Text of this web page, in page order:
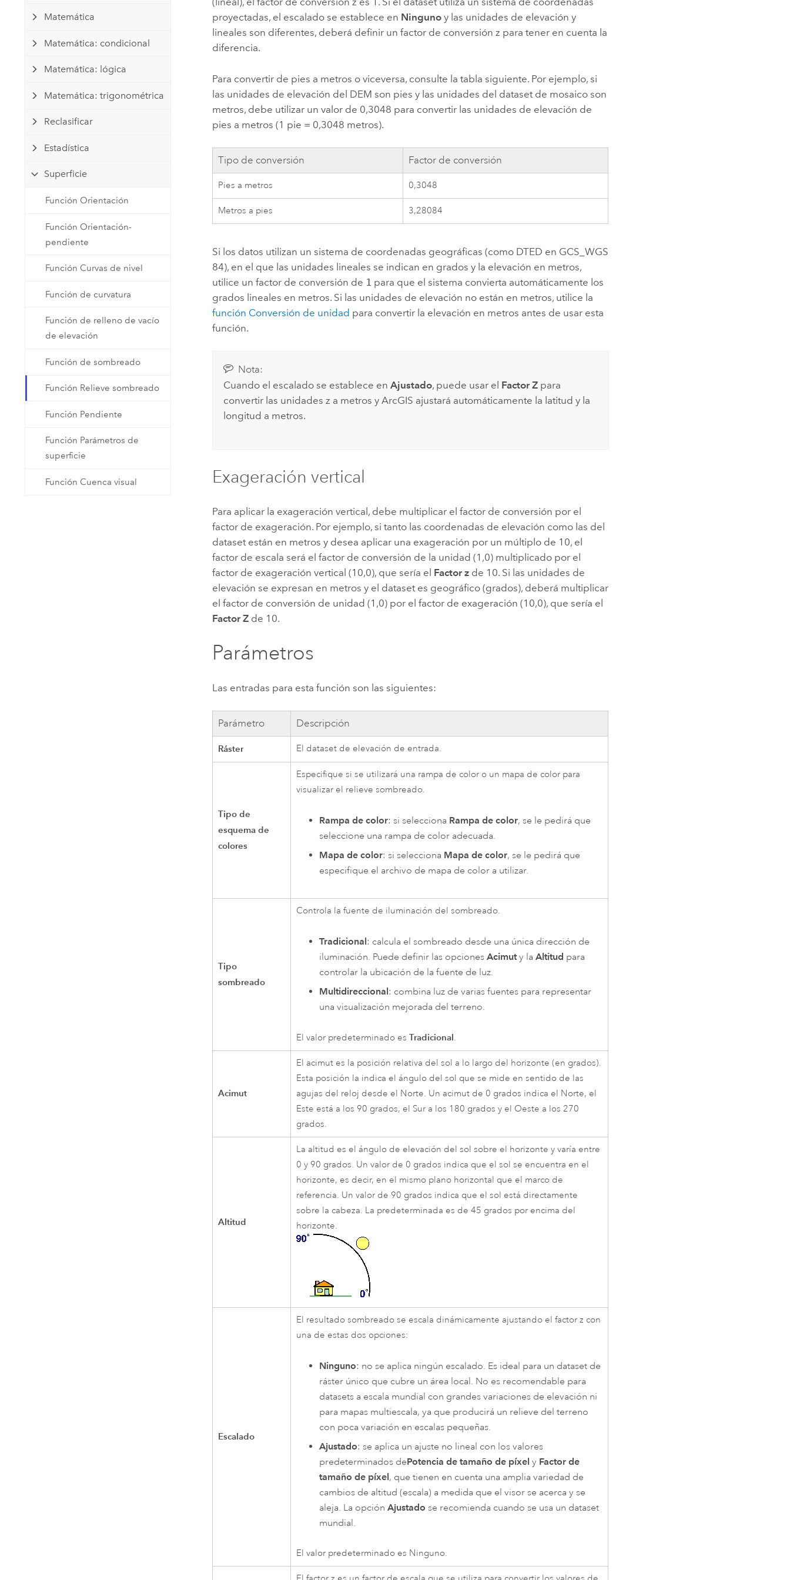
Matemática
Matemática: condicional
Matemática: lógica
Matemática: trigonométrica
Reclasificar
Estadística
Superficie
Función Orientación
Función Orientación-
pendiente
Función Curvas de nivel
Función de curvatura
Función de relleno de vacío
de elevación
Función de sombreado
Función Relieve sombreado
Función Pendiente
Función Parámetros de
superficie
Función Cuenca visual
proyectadas, el escalado se establece en Ninguno y las unidades de elevación y
lineales son diferentes, deberá definir un factor de conversión z para tener en cuenta la
diferencia.
Para convertir de pies a metros o viceversa, consulte la tabla siguiente. Por ejemplo, si
las unidades de elevación del DEM son pies y las unidades del dataset de mosaico son
metros, debe utilizar un valor de 0,3048 para convertir las unidades de elevación de
pies a metros (1 pie = 0,3048 metros).
Tipo de conversión Factor de conversión
Pies a metros 0,3048
Metros a pies 3,28084
Si los datos utilizan un sistema de coordenadas geográficas (como DTED en GCS_WGS
84), en el que las unidades lineales se indican en grados y la elevación en metros,
utilice un factor de conversión de 1 para que el sistema convierta automáticamente los
grados lineales en metros. Si las unidades de elevación no están en metros, utilice la
función Conversión de unidad para convertir la elevación en metros antes de usar esta
función.
Nota:
Cuando el escalado se establece en Ajustado, puede usar el Factor Zpara
convertir las unidades z a metros y ArcGIS ajustará automáticamente la latitud y la
longitud a metros.
Exageración vertical
Para aplicar la exageración vertical, debe multiplicar el factor de conversión por el
factor de exageración. Por ejemplo, si tanto las coordenadas de elevación como las del
dataset están en metros y desea aplicar una exageración por un múltiplo de 10, el
factor de escala será el factor de conversión de la unidad (1,0) multiplicado por el
factor de exageración vertical (10,0), que sería el Factor z de 10. Si las unidades de
elevación se expresan en metros y el dataset es geográfico (grados), deberá multiplicar
el factor de conversión de unidad (1,0) por el factor de exageración (10,0), que sería el
Factor Z de 10.
Parámetros
Las entradas para esta función son las siguientes:
Parámetro Descripción
Ráster El dataset de elevación de entrada.
Tipo de
esquema de
colores
Especifique si se utilizará una rampa de color o un mapa de color para
visualizar el relieve sombreado.
Rampa de color: si selecciona Rampa de color, se le pedirá que
seleccione una rampa de color adecuada.
Mapa de color: si selecciona Mapa de color, se le pedirá que
especifique el archivo de mapa de color a utilizar.
Tipo
sombreado
Controla la fuente de iluminación del sombreado.
Tradicional : calcula el sombreado desde una única dirección de
iluminación. Puede definir las opciones Acimuty la Altitud para
controlar la ubicación de la fuente de luz.
Multidireccional: combina luz de varias fuentes para representar
una visualización mejorada del terreno.
El valor predeterminado esTradicional.
Acimut
El acimut es la posición relativa del sol a lo largo del horizonte (en grados).
Esta posición la indica el ángulo del sol que se mide en sentido de las
agujas del reloj desde el Norte. Un acimut de 0 grados indica el Norte, el
Este está a los 90 grados, el Sur a los 180 grados y el Oeste a los 270
grados.
Altitud
La altitud es el ángulo de elevación del sol sobre el horizonte y varía entre
0 y 90 grados. Un valor de 0 grados indica que el sol se encuentra en el
horizonte, es decir, en el mismo plano horizontal que el marco de
referencia. Un valor de 90 grados indica que el sol está directamente
sobre la cabeza. La predeterminada es de 45 grados por encima del
horizonte.
Escalado
El resultado sombreado se escala dinámicamente ajustando el factor z con
una de estas dos opciones:
Ninguno: no se aplica ningún escalado. Es ideal para un dataset de
ráster único que cubre un área local. No es recomendable para
datasets a escala mundial con grandes variaciones de elevación ni
para mapas multiescala, ya que producirá un relieve del terreno
con poca variación en escalas pequeñas.
Ajustado: se aplica un ajuste no lineal con los valores
predeterminados dePotencia de tamaño de píxel y Factor de
tamaño de píxel, que tienen en cuenta una amplia variedad de
cambios de altitud (escala) a medida que el visor se acerca y se
aleja. La opción Ajustado se recomienda cuando se usa un dataset
mundial.
El valor predeterminado es Ninguno.